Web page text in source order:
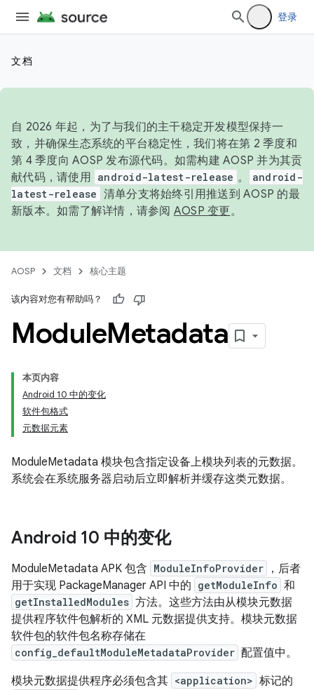
登录
文档
自 2026 年起，为了与我们的主干稳定开发模型保持一
致，并确保生态系统的平台稳定性，我们将在第 2 季度和
第 4 季度向 AOSP 发布源代码。如需构建 AOSP 并为其贡
献代码，请使用 android-latest-release 。
android-
latest-release 清单分支将始终引用推送到 AOSP 的最
新版本。如需了解详情，请参阅 AOSP 变更。
AOSP 文档 核心主题
该内容对您有帮助吗？
ModuleMetadata
本页内容
Android 10 中的变化
软件包格式
元数据元素
ModuleMetadata 模块包含指定设备上模块列表的元数据。
系统会在系统服务器启动后立即解析并缓存这类元数据。
Android 10 中的变化
ModuleMetadata APK 包含 ModuleInfoProvider
，后者
用于实现 PackageManager API 中的 getModuleInfo 和
getInstalledModules 方法。这些方法由从模块元数据
提供程序软件包解析的 XML 元数据提供支持。模块元数据
软件包的软件包名称存储在
config_defaultModuleMetadataProvider 配置值中。
模块元数据提供程序必须包含其 <application> 标记的